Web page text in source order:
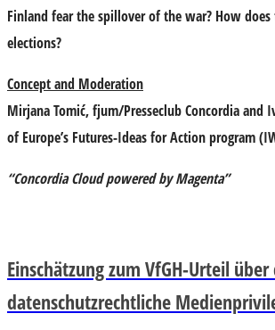
Finland fear the spillover of the war? How
elections?
Concept and Moderation
Mirjana Tomić, fjum/Presseclub Concordia and
of Europe’s Futures-Ideas for Action program
“Concordia Cloud powered by Magenta”
Einschätzung zum VfGH-Urteil über
datenschutzrechtliche